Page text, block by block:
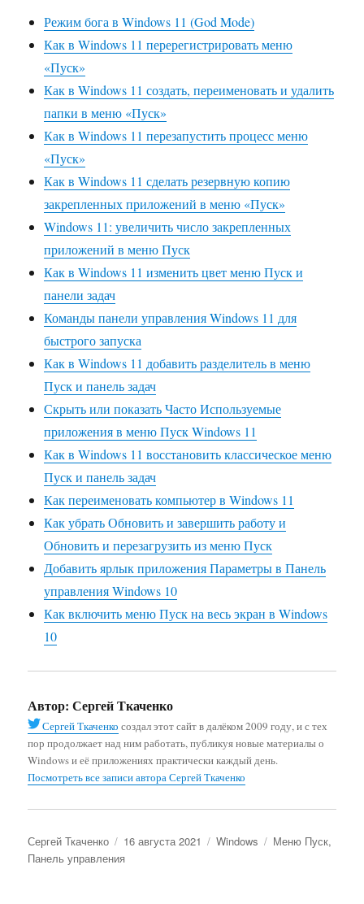
Режим бога в Windows 11 (God Mode)
Как в Windows 11 перерегистрировать меню
«Пуск»
Как в Windows 11 создать, переименовать и удалить
папки в меню «Пуск»
Как в Windows 11 перезапустить процесс меню
«Пуск»
Как в Windows 11 сделать резервную копию
закрепленных приложений в меню «Пуск»
Windows 11: увеличить число закрепленных
приложений в меню Пуск
Как в Windows 11 изменить цвет меню Пуск и
панели задач
Команды панели управления Windows 11 для
быстрого запуска
Как в Windows 11 добавить разделитель в меню
Пуск и панель задач
Скрыть или показать Часто Используемые
приложения в меню Пуск Windows 11
Как в Windows 11 восстановить классическое меню
Пуск и панель задач
Как переименовать компьютер в Windows 11
Как убрать Обновить и завершить работу и
Обновить и перезагрузить из меню Пуск
Добавить ярлык приложения Параметры в Панель
управления Windows 10
Как включить меню Пуск на весь экран в Windows
10
Автор: Сергей Ткаченко
Сергей Ткаченко создал этот сайт в далёком 2009 году, и с тех
пор продолжает над ним работать, публикуя новые материалы о
Windows и её приложениях практически каждый день.
Посмотреть все записи автора Сергей Ткаченко
Автор
Сергей Ткаченко Опубликовано
16 августа 2021 Рубрики
Windows Метки
Меню Пуск,
Панель управления